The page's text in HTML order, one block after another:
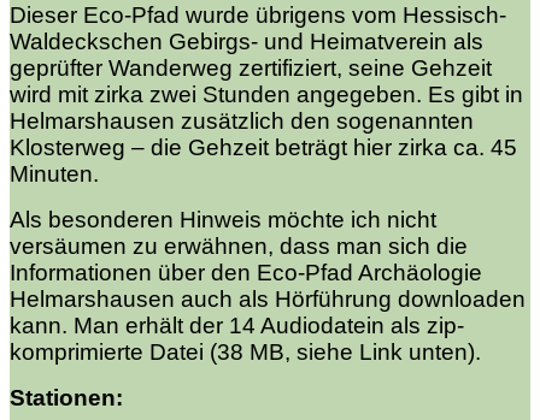
Dieser Eco-Pfad wurde übrigens vom Hessisch-
Waldeckschen Gebirgs- und Heimatverein als
geprüfter Wanderweg zertifiziert, seine Gehzeit
wird mit zirka zwei Stunden angegeben. Es gibt in
Helmarshausen zusätzlich den sogenannten
Klosterweg – die Gehzeit beträgt hier zirka ca. 45
Minuten.
Als besonderen Hinweis möchte ich nicht
versäumen zu erwähnen, dass man sich die
Informationen über den Eco-Pfad Archäologie
Helmarshausen auch als Hörführung downloaden
kann. Man erhält der 14 Audiodatein als zip-
komprimierte Datei (38 MB, siehe Link unten).
Stationen: